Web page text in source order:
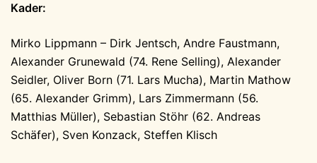
Kader:
Mirko Lippmann – Dirk Jentsch, Andre Faustmann,
Alexander Grunewald (74. Rene Selling), Alexander
Seidler, Oliver Born (71. Lars Mucha), Martin Mathow
(65. Alexander Grimm), Lars Zimmermann (56.
Matthias Müller), Sebastian Stöhr (62. Andreas
Schäfer), Sven Konzack, Steffen Klisch